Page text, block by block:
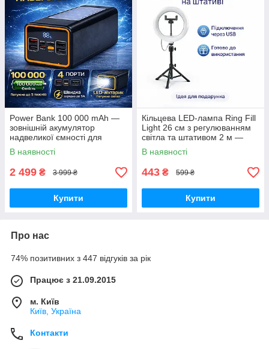
Power Bank 100 000 mAh —
зовнішній акумулятор
надвеликої ємності для
телефону, роутера та
автономного живлення
В наявності
2 499 ₴ 3 999 ₴
Купити
Кільцева LED-лампа Ring Fill
Light 26 см з регулюванням
світла та штативом 2 м —
світло для селфі, блогерів,
візажистів, фото-віде
В наявності
443 ₴ 599 ₴
Купити
Про нас
74% позитивних з 447 відгуків за рік
Працює з 21.09.2015
м. Київ
Київ, Україна
Контакти